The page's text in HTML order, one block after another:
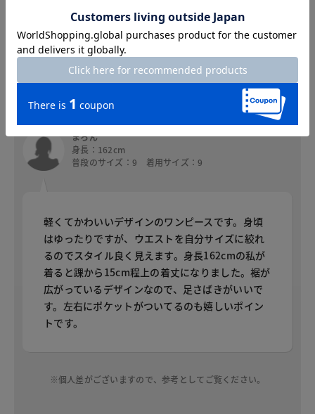
ピースですが、軽やかに着れます。フレンチスリ
ーブですが、二の腕の気になるところも隠れる袖
丈でスッキリ見えました。真夏のランチに着て行
きたいワンピースです。
まろん
身長：162cm
普段のサイズ：9 着用サイズ：9
軽くてかわいいデザインのワンピースです。身頃
はゆったりですが、ウエストを自分サイズに絞れ
るのでスタイル良く見えます。身長162cmの私が
着ると踝から15cm程上の着丈になりました。裾が
広がっているデザインなので、足さばきがいいで
す。左右にポケットがついてるのも嬉しいポイン
トです。
※個人差がございますので、参考としてご覧ください。